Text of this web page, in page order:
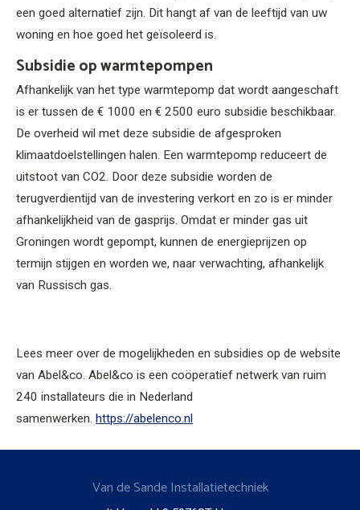
een goed alternatief zijn. Dit hangt af van de leeftijd van uw
woning en hoe goed het geïsoleerd is.
Subsidie op warmtepompen
Afhankelijk van het type warmtepomp dat wordt aangeschaft
is er tussen de € 1000 en € 2500 euro subsidie beschikbaar.
De overheid wil met deze subsidie de afgesproken
klimaatdoelstellingen halen. Een warmtepomp reduceert de
uitstoot van CO2. Door deze subsidie worden de
terugverdientijd van de investering verkort en zo is er minder
afhankelijkheid van de gasprijs. Omdat er minder gas uit
Groningen wordt gepompt, kunnen de energieprijzen op
termijn stijgen en worden we, naar verwachting, afhankelijk
van Russisch gas.
Lees meer over de mogelijkheden en subsidies op de website
van Abel&co. Abel&co is een coöperatief netwerk van ruim
240 installateurs die in Nederland
samenwerken. https://abelenco.nl
Van de Sande Installatietechniek